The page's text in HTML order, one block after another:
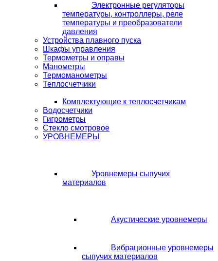
Электронные регуляторы
температуры, контроллеры, реле
температуры и преобразователи
давления
Устройства плавного пуска
Шкафы управления
Термометры и оправы
Манометры
Термоманометры
Теплосчетчики
Комплектующие к теплосчетчикам
Водосчетчики
Гигрометры
Стекло смотровое
УРОВНЕМЕРЫ
Уровнемеры сыпучих
материалов
Акустические уровнемеры
Вибрационные уровнемеры
сыпучих материалов